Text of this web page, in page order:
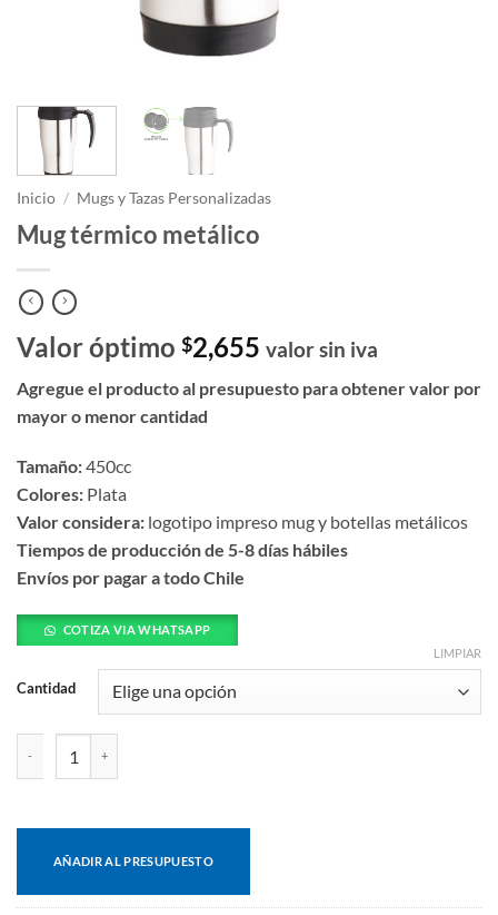
Inicio / Mugs y Tazas Personalizadas
Mug térmico metálico
Valor óptimo $2,655 valor sin iva
Agregue el producto al presupuesto para obtener valor por
mayor o menor cantidad
Tamaño:450cc
Colores: Plata
Valor considera: logotipo impreso mug y botellas metálicos
Tiempos de producción de 5-8 días hábiles
Envíos por pagar a todo Chile
COTIZA VIA WHATSAPP
Cantidad
LIMPIAR
AÑADIR AL PRESUPUESTO